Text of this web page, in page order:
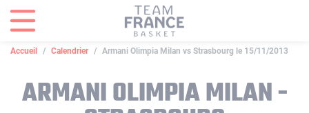
Accueil Calendrier Armani Olimpia Milan vs Strasbourg le 15/11/2013
ARMANI OLIMPIA MILAN -
Panneau de gestion des cookies